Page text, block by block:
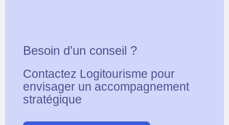
Besoin d’un conseil ?
Contactez Logitourisme pour
envisager un accompagnement
stratégique